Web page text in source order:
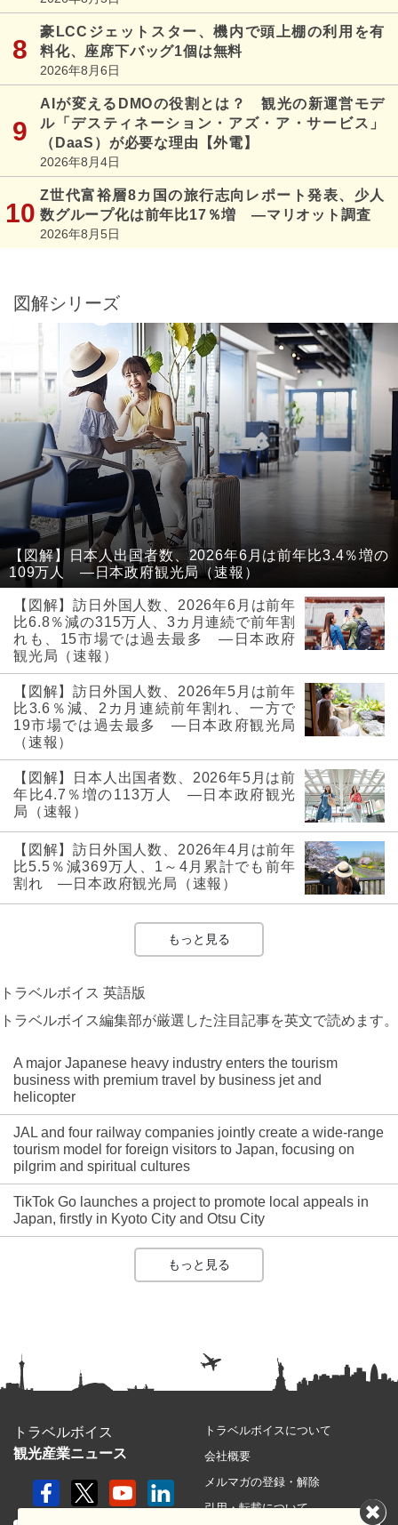
豪LCCジェットスター、機内で頭上棚の利用を有
料化、座席下バッグ1個は無料
2026年8月6日
AIが変えるDMOの役割とは？ 観光の新運営モデ
ル「デスティネーション・アズ・ア・サービス」
（DaaS）が必要な理由【外電】
2026年8月4日
Z世代富裕層8カ国の旅行志向レポート発表、少人
数グループ化は前年比17％増 ―マリオット調査
2026年8月5日
図解シリーズ
【図解】日本人出国者数、2026年6月は前年比3.4％増の
109万人 ―日本政府観光局（速報）
【図解】訪日外国人数、2026年6月は前年
比6.8％減の315万人、3カ月連続で前年割
れも、15市場では過去最多 ―日本政府
観光局（速報）
【図解】訪日外国人数、2026年5月は前年
比3.6％減、2カ月連続前年割れ、一方で
19市場では過去最多 ―日本政府観光局
（速報）
【図解】日本人出国者数、2026年5月は前
年比4.7％増の113万人 ―日本政府観光
局（速報）
【図解】訪日外国人数、2026年4月は前年
比5.5％減369万人、1～4月累計でも前年
割れ ―日本政府観光局（速報）
もっと見る
トラベルボイス 英語版
トラベルボイス編集部が厳選した注目記事を英文で読めます。
A major Japanese heavy industry enters the tourism
business with premium travel by business jet and
helicopter
JAL and four railway companies jointly create a wide-range
tourism model for foreign visitors to Japan, focusing on
pilgrim and spiritual cultures
TikTok Go launches a project to promote local appeals in
Japan, firstly in Kyoto City and Otsu City
もっと見る
トラベルボイス
観光産業ニュース
トラベルボイスについて
会社概要
メルマガの登録・解除
引用・転載について